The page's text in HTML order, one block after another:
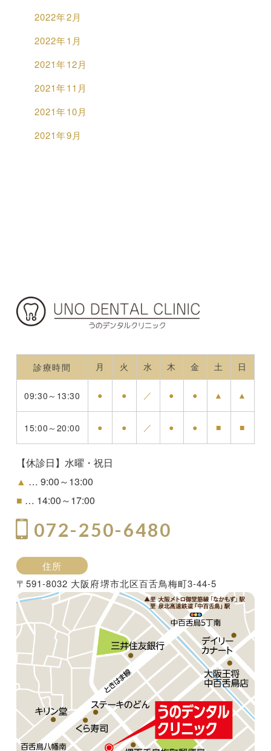
2022年2月
2022年1月
2021年12月
2021年11月
2021年10月
2021年9月
診療時間 月 火 水 木 金 土 日
09:30～13:30 ● ● ／ ● ● ▲ ▲
15:00～20:00 ● ● ／ ● ● ■ ■
【休診日】水曜・祝日
▲ … 9:00～13:00
■ … 14:00～17:00
072-250-6480
住所
〒591-8032 大阪府堺市北区百舌鳥梅町3-44-5